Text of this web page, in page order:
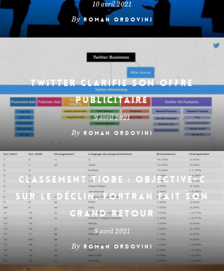
10 avril 2021
By Roman Ordovini
Twitter clarifie son offre
publicitaire
9 avril 2021
By Roman Ordovini
Classement TIOBE : Objective-C
sur le déclin, Fortran fait son
grand retour
9 avril 2021
By Roman Ordovini